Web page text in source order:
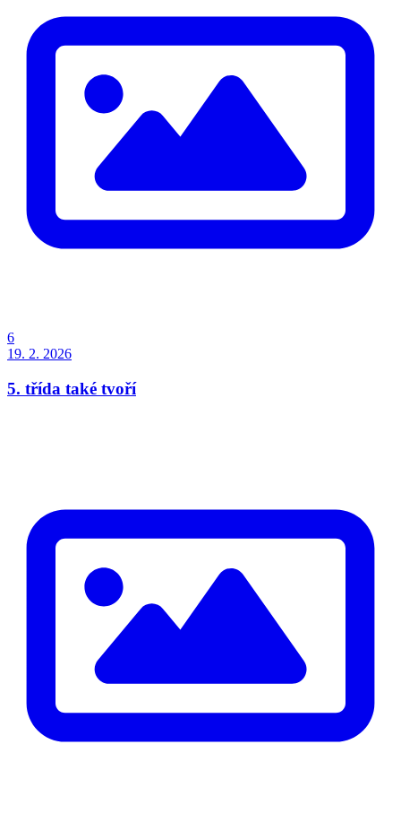
6
19. 2. 2026
5. třída také tvoří